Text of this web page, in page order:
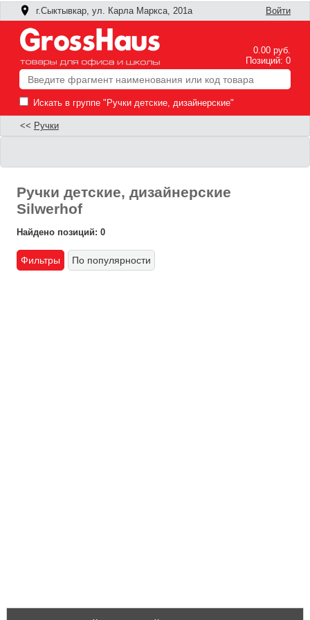
г.Сыктывкар, ул. Карла Маркса, 201а Войти
0.00 руб.
Позиций: 0
Искать в группе "Ручки детские, дизайнерские"
<< Ручки
Ручки детские, дизайнерские
Silwerhof
Найдено позиций: 0
Фильтры По популярности